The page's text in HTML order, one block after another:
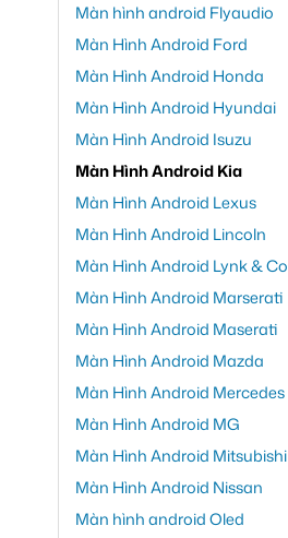
Màn hình android Flyaudio
Màn Hình Android Ford
Màn Hình Android Honda
Màn Hình Android Hyundai
Màn Hình Android Isuzu
Màn Hình Android Kia
Màn Hình Android Lexus
Màn Hình Android Lincoln
Màn Hình Android Lynk & Co
Màn Hình Android Marserati
Màn Hình Android Maserati
Màn Hình Android Mazda
Màn Hình Android Mercedes
Màn Hình Android MG
Màn Hình Android Mitsubishi
Màn Hình Android Nissan
Màn hình android Oled